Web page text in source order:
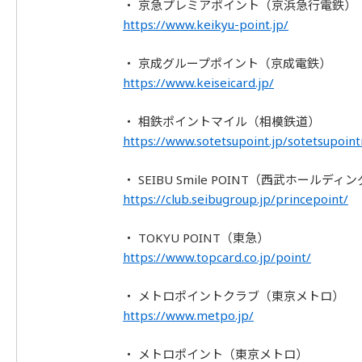
・ 京急プレミアポイント（京浜急行電鉄）
https://www.keikyu-point.jp/
・ 京成グループポイント（京成電鉄）
https://www.keiseicard.jp/
・ 相鉄ポイントマイル（相模鉄道）
https://www.sotetsupoint.jp/
・ SEIBU Smile POINT（西武ホールディン
https://club.seibugroup.jp/princepoint/
・ TOKYU POINT（東急）
https://www.topcard.co.jp/point/
・ メトロポイントクラブ（東京メトロ）
https://www.metpo.jp/
・ メトロポイント（東京メトロ）